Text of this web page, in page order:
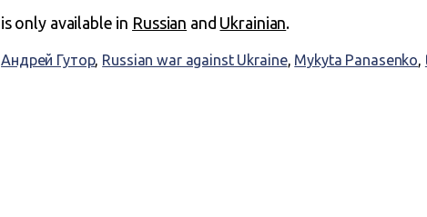
only available in Russian and Ukrainian.
Андрей Гутор, Russian war against Ukraine, Mykyta Panasenko,